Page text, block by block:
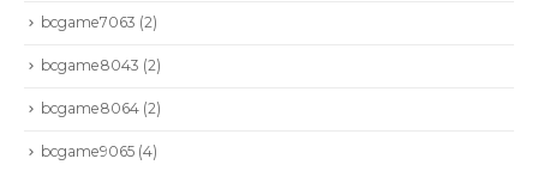
bcgame7063 (2)
bcgame8043 (2)
bcgame8064 (2)
bcgame9065 (4)